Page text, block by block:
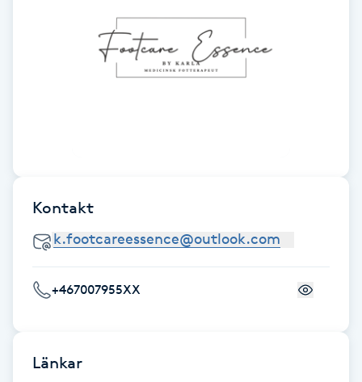
Fibromassage
Fillers
Fotmassage
Kontakt
+467007955XX
Länkar